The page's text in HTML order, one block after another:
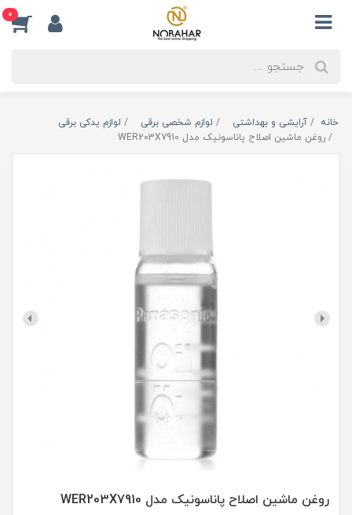
0
خانه آرایشی و بهداشتی لوازم شخصی برقی
لوازم یدکی برقی
روغن ماشین اصلاح پاناسونیک مدل WER203X7910
روغن ماشین اصلاح پاناسونیک مدل WER203X7910